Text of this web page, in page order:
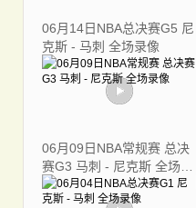
06月14日NBA总决赛G5 尼
克斯 - 马刺 全场录像
06月09日NBA常规赛 总决
赛G3 马刺 - 尼克斯 全场录
像